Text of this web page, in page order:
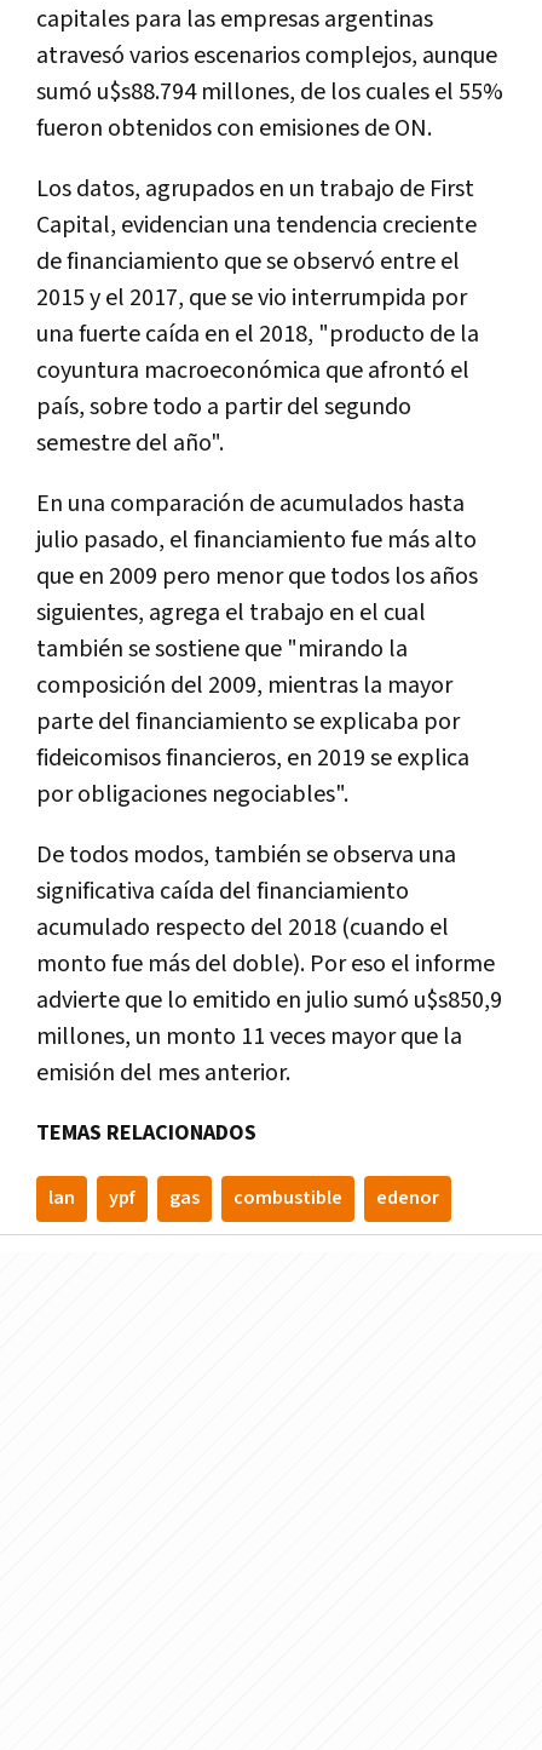
capitales para las empresas argentinas
atravesó varios escenarios complejos, aunque
sumó u$s88.794 millones, de los cuales el 55%
fueron obtenidos con emisiones de ON.
Los datos, agrupados en un trabajo de First
Capital, evidencian una tendencia creciente
de financiamiento que se observó entre el
2015 y el 2017, que se vio interrumpida por
una fuerte caída en el 2018, "producto de la
coyuntura macroeconómica que afrontó el
país, sobre todo a partir del segundo
semestre del año".
En una comparación de acumulados hasta
julio pasado, el financiamiento fue más alto
que en 2009 pero menor que todos los años
siguientes, agrega el trabajo en el cual
también se sostiene que "mirando la
composición del 2009, mientras la mayor
parte del financiamiento se explicaba por
fideicomisos financieros, en 2019 se explica
por obligaciones negociables".
De todos modos, también se observa una
significativa caída del financiamiento
acumulado respecto del 2018 (cuando el
monto fue más del doble). Por eso el informe
advierte que lo emitido en julio sumó u$s850,9
millones, un monto 11 veces mayor que la
emisión del mes anterior.
TEMAS RELACIONADOS
lan ypf gas combustible edenor